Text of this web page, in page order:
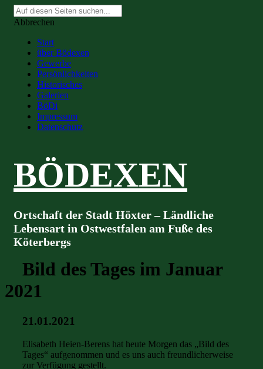
Suche
nach:
Abbrechen
Start
über Bödexen
Gewerbe
Persönlichkeiten
Historisches
Galerien
BöDi
Impressum
Datenschutz
BÖDEXEN
Ortschaft der Stadt Höxter – Ländliche
Lebensart in Ostwestfalen am Fuße des
Köterbergs
Bild des Tages im Januar
2021
21.01.2021
Elisabeth Heien-Berens hat heute Morgen das „Bild des
Tages“ aufgenommen und es uns auch freundlicherweise
zur Verfügung gestellt.